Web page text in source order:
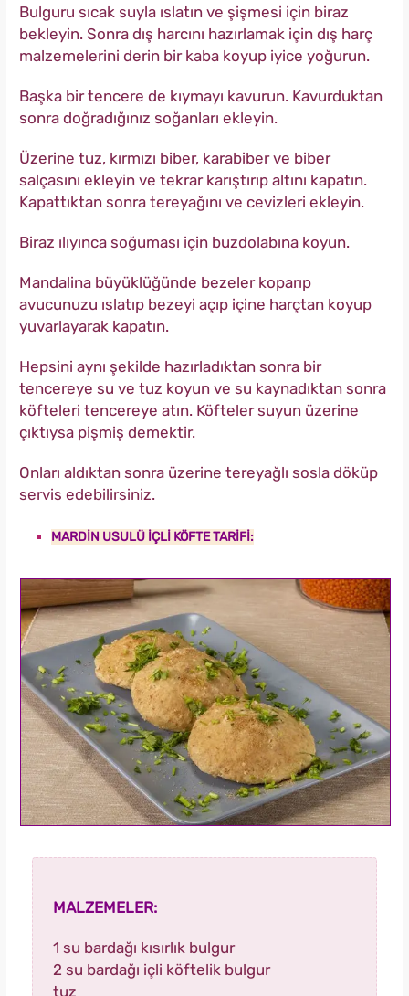
Bulguru sıcak suyla ıslatın ve şişmesi için biraz
bekleyin. Sonra dış harcını hazırlamak için dış harç
malzemelerini derin bir kaba koyup iyice yoğurun.
Başka bir tencere de kıymayı kavurun. Kavurduktan
sonra doğradığınız soğanları ekleyin.
Üzerine tuz, kırmızı biber, karabiber ve biber
salçasını ekleyin ve tekrar karıştırıp altını kapatın.
Kapattıktan sonra tereyağını ve cevizleri ekleyin.
Biraz ılıyınca soğuması için buzdolabına koyun.
Mandalina büyüklüğünde bezeler koparıp
avucunuzu ıslatıp bezeyi açıp içine harçtan koyup
yuvarlayarak kapatın.
Hepsini aynı şekilde hazırladıktan sonra bir
tencereye su ve tuz koyun ve su kaynadıktan sonra
köfteleri tencereye atın. Köfteler suyun üzerine
çıktıysa pişmiş demektir.
Onları aldıktan sonra üzerine tereyağlı sosla döküp
servis edebilirsiniz.
MARDİN USULÜ İÇLİ KÖFTE TARİFİ:
MALZEMELER:
1 su bardağı kısırlık bulgur
2 su bardağı içli köftelik bulgur
tuz